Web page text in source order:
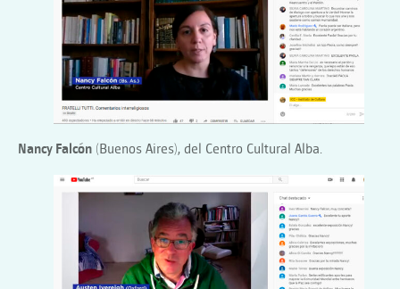
Nancy Falcón (Buenos Aires), del Centro Cultural Alba.